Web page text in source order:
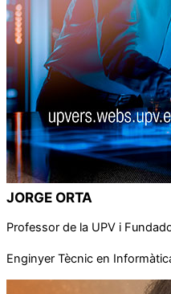
JORGE ORTA
Professor de la UPV i
Enginyer Tècnic en